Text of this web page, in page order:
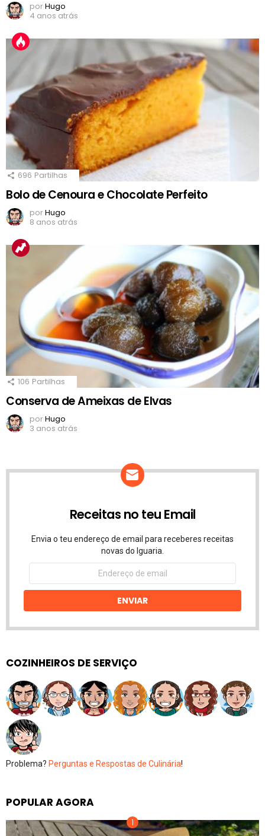
porHugo
4 anos atrás
696 Partilhas
Bolo de Cenoura e Chocolate Perfeito
porHugo
8 anos atrás
106 Partilhas
Conserva de Ameixas de Elvas
porHugo
3 anos atrás
Receitas no teu Email
Envia o teu endereço de email para receberes receitas
novas do Iguaria.
Endereço
email
ENVIAR
COZINHEIROS DE SERVIÇO
Problema? Perguntas e Respostas de Culinária!
POPULAR AGORA